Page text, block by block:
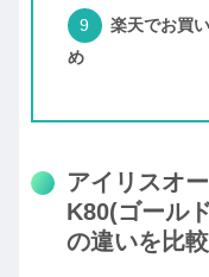
楽天でお買
め
アイリスオ
K80(ゴール
の違いを比較